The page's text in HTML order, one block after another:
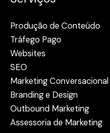
Produção de Conteúdo
Tráfego Pago
Websites
SEO
Marketing Conversacional
Branding e Design
Outbound Marketing
Assessoria de Marketing